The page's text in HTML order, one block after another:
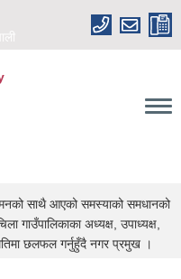
साथै आएको समस्याको समधानको
गाउँपालिकाका अध्यक्ष, उपाध्यक्ष,
छलफल गर्नुहुँदै नगर प्रमुख ।